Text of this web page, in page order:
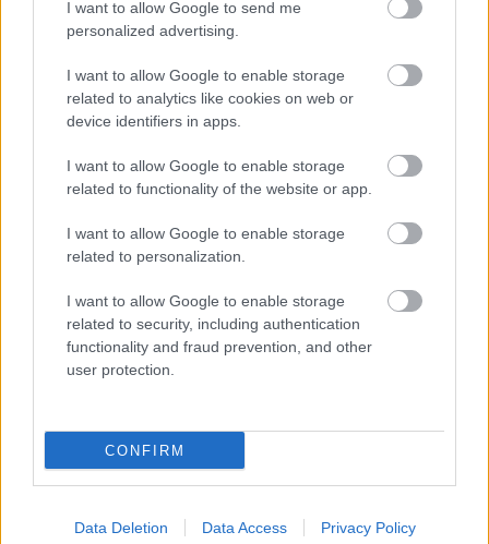
I want to allow Google to send me
personalized advertising.
I want to allow Google to enable storage
related to analytics like cookies on web or
device identifiers in apps.
I want to allow Google to enable storage
related to functionality of the website or app.
I want to allow Google to enable storage
related to personalization.
I want to allow Google to enable storage
related to security, including authentication
functionality and fraud prevention, and other
user protection.
CONFIRM
Data Deletion Data Access Privacy Policy
Temné stránky chalúp:
skrytých chýb, ktoré
vás môžu nepríjemne
prekvapiť
Žena, búracie kladivo a
premena zrubu z roku
1654 sa nevidí každý
Chystáte sa zatepľovať
alebo meniť kotol?
Návod, ako v nových
neprísť o tisíce eur
Ako si svojpomocne
minerálnymi doskami